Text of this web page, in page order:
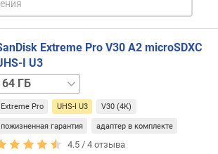
Extreme Pro V30 A2 microSDXC
I U3
128 ГБ256 ГБ 512 ГБ
Extreme Pro UHS-I U3 V30 (4K)
пожизненная гарантия адаптер в комплекте
4.5 /4 отзыва